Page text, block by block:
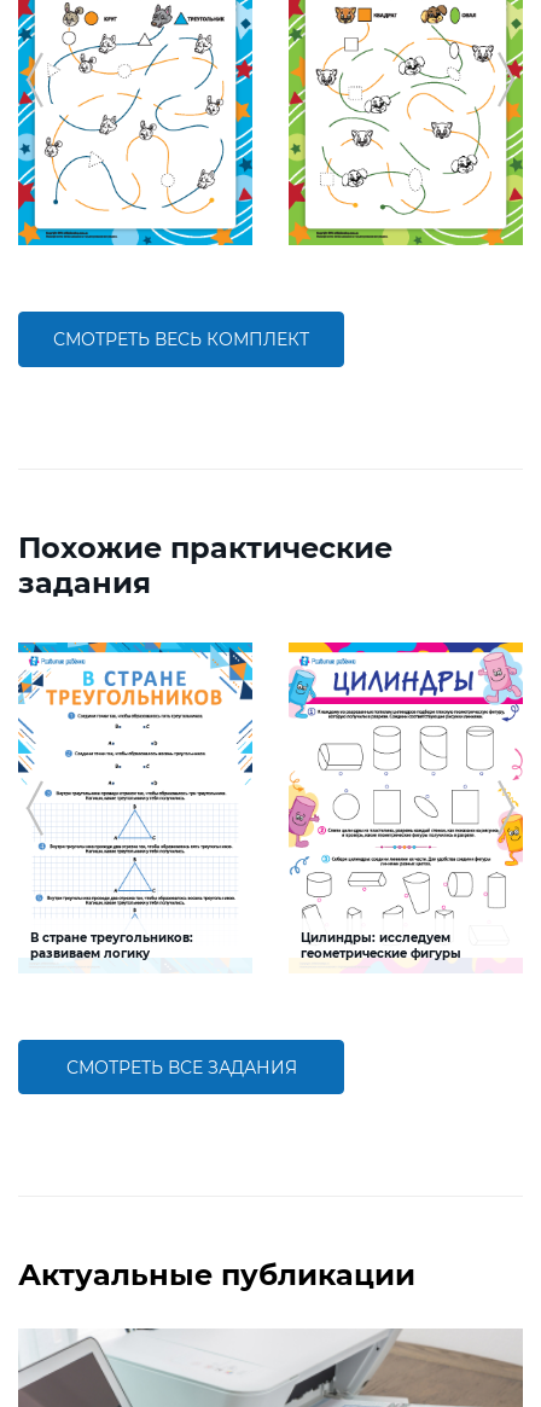
СМОТРЕТЬ ВЕСЬ КОМПЛЕКТ
Похожие практические
задания
В стране треугольников:
развиваем логику
Цилиндры: исследуем
геометрические фигуры
СМОТРЕТЬ ВСЕ ЗАДАНИЯ
Актуальные публикации